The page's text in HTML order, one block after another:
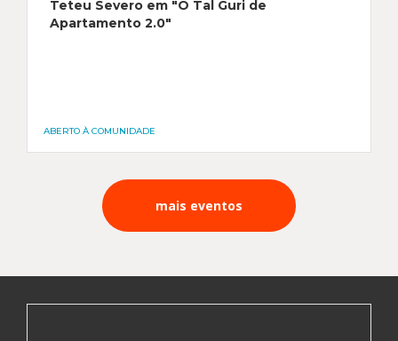
Teteu Severo em "O Tal Guri de
Apartamento 2.0"
ABERTO À COMUNIDADE
mais eventos